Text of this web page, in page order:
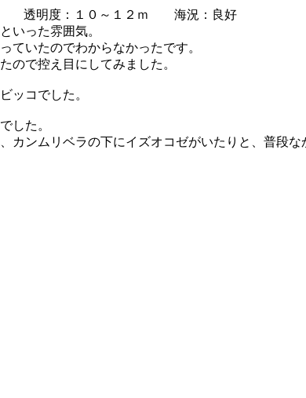
明度：１０～１２ｍ 海況：良好
いった雰囲気。
ていたのでわからなかったです。
ので控え目にしてみました。
ッコでした。
した。
ンムリベラの下にイズオコゼがいたりと、普段